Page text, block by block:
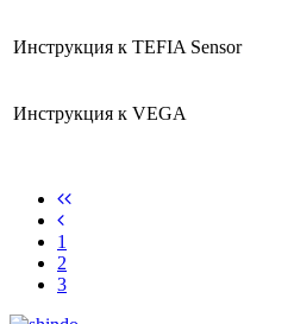
Инструкция к TEFIA Sensor
Инструкция к VEGA
1
2
3